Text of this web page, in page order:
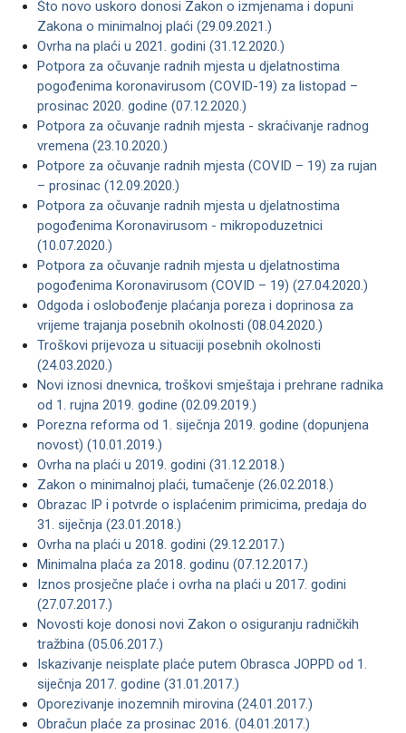
Što novo uskoro donosi Zakon o izmjenama i dopuni
Zakona o minimalnoj plaći (29.09.2021.)
Ovrha na plaći u 2021. godini (31.12.2020.)
Potpora za očuvanje radnih mjesta u djelatnostima
pogođenima koronavirusom (COVID-19) za listopad –
prosinac 2020. godine (07.12.2020.)
Potpora za očuvanje radnih mjesta - skraćivanje radnog
vremena (23.10.2020.)
Potpore za očuvanje radnih mjesta (COVID – 19) za rujan
– prosinac (12.09.2020.)
Potpora za očuvanje radnih mjesta u djelatnostima
pogođenima Koronavirusom - mikropoduzetnici
(10.07.2020.)
Potpora za očuvanje radnih mjesta u djelatnostima
pogođenima Koronavirusom (COVID – 19) (27.04.2020.)
Odgoda i oslobođenje plaćanja poreza i doprinosa za
vrijeme trajanja posebnih okolnosti (08.04.2020.)
Troškovi prijevoza u situaciji posebnih okolnosti
(24.03.2020.)
Novi iznosi dnevnica, troškovi smještaja i prehrane radnika
od 1. rujna 2019. godine (02.09.2019.)
Porezna reforma od 1. siječnja 2019. godine (dopunjena
novost) (10.01.2019.)
Ovrha na plaći u 2019. godini (31.12.2018.)
Zakon o minimalnoj plaći, tumačenje (26.02.2018.)
Obrazac IP i potvrde o isplaćenim primicima, predaja do
31. siječnja (23.01.2018.)
Ovrha na plaći u 2018. godini (29.12.2017.)
Minimalna plaća za 2018. godinu (07.12.2017.)
Iznos prosječne plaće i ovrha na plaći u 2017. godini
(27.07.2017.)
Novosti koje donosi novi Zakon o osiguranju radničkih
tražbina (05.06.2017.)
Iskazivanje neisplate plaće putem Obrasca JOPPD od 1.
siječnja 2017. godine (31.01.2017.)
Oporezivanje inozemnih mirovina (24.01.2017.)
Obračun plaće za prosinac 2016. (04.01.2017.)